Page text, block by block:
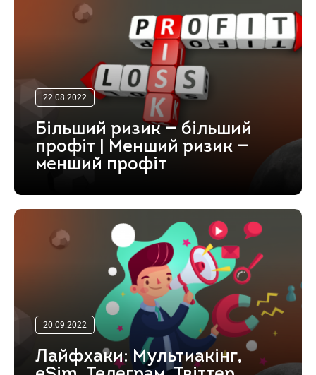
Увійти | Реєстрація
22.08.2022
Більший ризик — більший
профіт | Менший ризик —
менший профіт
20.09.2022
Лайфхаки: Мультиакінг,